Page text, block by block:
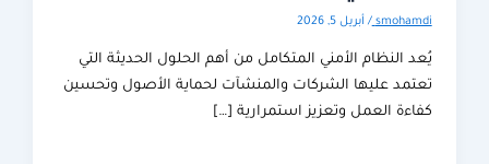
أبريل 5, 2026
النظام الأمني المتكامل من أهم الحلول الحديثة التي
عليها الشركات والمنشآت لحماية الأصول وتحسين
العمل وتعزيز استمرارية […]